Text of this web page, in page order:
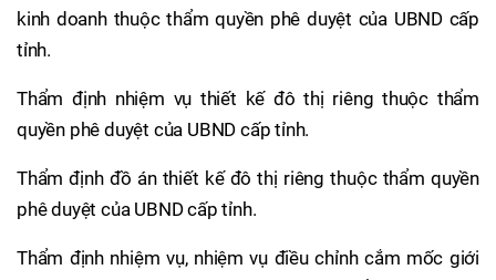
kinh doanh thuộc thẩm quyền phê duyệt của UBND cấp
tỉnh.
Thẩm định nhiệm vụ thiết kế đô thị riêng thuộc thẩm
quyền phê duyệt của UBND cấp tỉnh.
Thẩm định đồ án thiết kế đô thị riêng thuộc thẩm quyền
phê duyệt của UBND cấp tỉnh.
Thẩm định nhiệm vụ, nhiệm vụ điều chỉnh cắm mốc giới